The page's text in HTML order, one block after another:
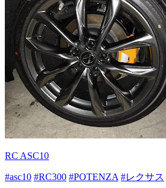
RC ASC10
#asc10 #RC300 #POTENZA #レクサス